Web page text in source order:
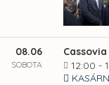
08.06
SOBOTA
12:00 -